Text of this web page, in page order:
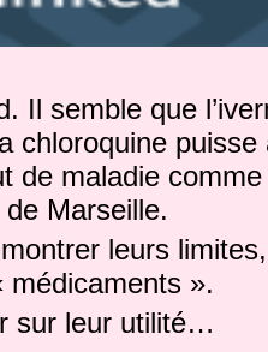
Il semble que
chloroquine puisse
de maladie comme
Marseille.
leurs
médicaments ».
sur leur utilité…